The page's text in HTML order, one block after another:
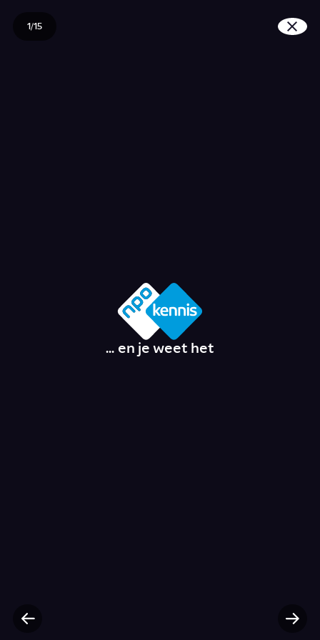
1/15
Hoe brengen teken de
... en je weet het